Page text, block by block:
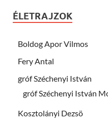
ÉLETRAJZOK
Boldog Apor Vilmos
Fery Antal
gróf Széchenyi István
gróf Széchenyi István
Kosztolányi Dezsö